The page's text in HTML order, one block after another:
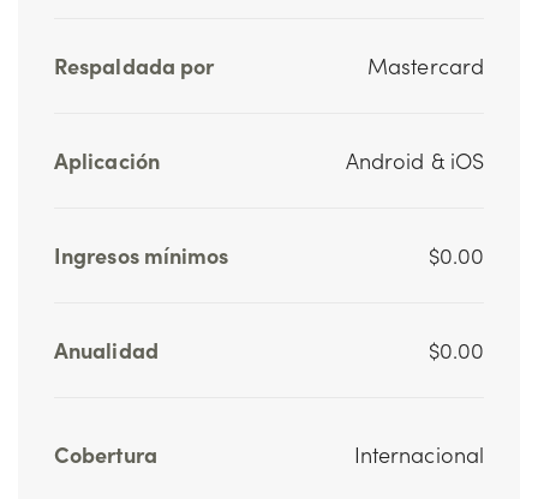
Respaldada por Mastercard
Aplicación Android & iOS
Ingresos mínimos $0.00
Anualidad $0.00
Cobertura Internacional